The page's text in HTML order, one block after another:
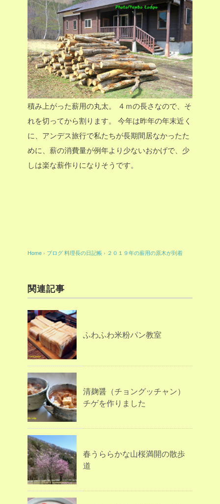
積み上がった薪用の丸太。
４ｍの長さなので、そ
れを切ってから割ります。
今年は昨年の年末近く
に、アンデス旅行で私たちが長期間居なかったた
めに、薪の消費量が例年より少ないおかげで、少
しは楽な薪作りになりそうです。
Home › ブログ料理長の日記帳 › ２０１９年の薪用の原木が到着
関連記事
ふわふわ米粉パン教室
清麹醤（チョングッチャン）
チゲを作りました
春うららかな山桜満開の散歩
道